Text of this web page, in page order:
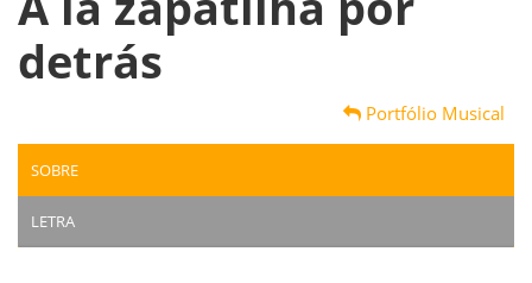
detrás
Portfólio Musical
SOBRE
LETRA